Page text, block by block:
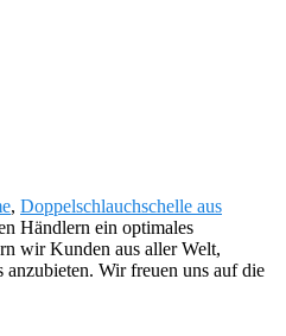
, Doppelschlauchschelle aus
Händlern ein optimales
wir Kunden aus aller Welt,
Wir freuen uns auf die